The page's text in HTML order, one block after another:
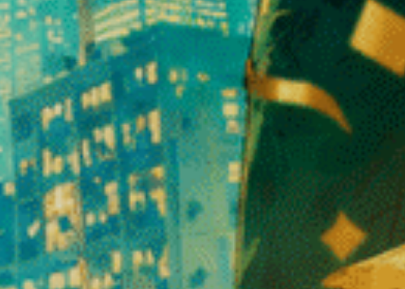
und angenehm in der Anwendung befindliches Produkt.
europäischen Standards)
(gemäß der geltenden Gesetzgebung)
der neuen Generation können je nach Land regulatorische Änderungen gelten.
für ihre Intensität und Ausgewogenheit geschätzt.